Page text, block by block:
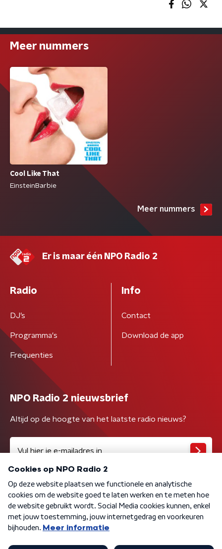
Meer nummers
Cool Like That
EinsteinBarbie
Meer nummers
Er is maar één NPO Radio 2
Radio
DJ’s
Programma's
Frequenties
Info
Contact
Download de app
NPO Radio 2 nieuwsbrief
Altijd op de hoogte van het laatste radio nieuws?
Algemene voorwaarden